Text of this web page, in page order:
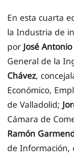
En esta cuarta
la Industria de
por José
General de la
Chávez,
Económico,
de Valladolid;
Cámara de
Ramón
de Información,